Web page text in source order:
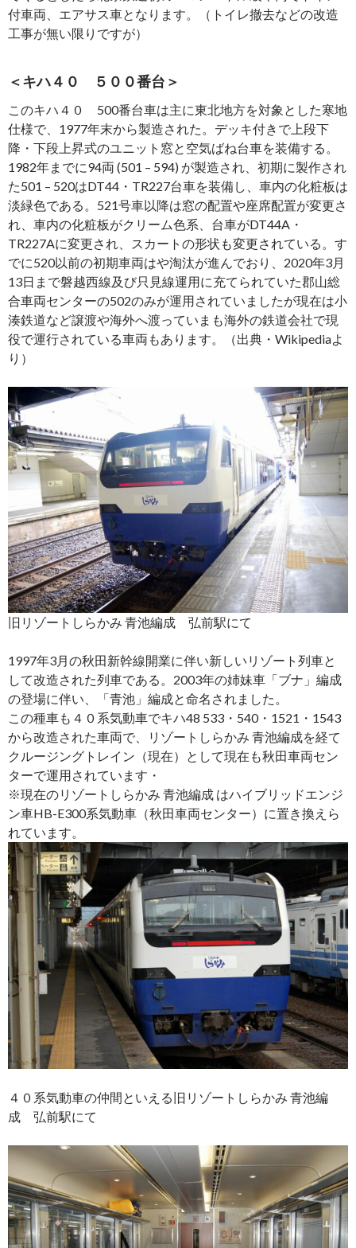
付車両、エアサス車となります。（トイレ撤去などの改造
工事が無い限りですが）
＜キハ４０ ５００番台＞
このキハ４０ 500番台車は主に東北地方を対象とした寒地
仕様で、1977年末から製造された。デッキ付きで上段下
降・下段上昇式のユニット窓と空気ばね台車を装備する。
1982年までに94両 (501 – 594) が製造され、初期に製作され
た501 – 520はDT44・TR227台車を装備し、車内の化粧板は
淡緑色である。521号車以降は窓の配置や座席配置が変更さ
れ、車内の化粧板がクリーム色系、台車がDT44A・
TR227Aに変更され、スカートの形状も変更されている。す
でに520以前の初期車両はや淘汰が進んでおり、2020年3月
13日まで磐越西線及び只見線運用に充てられていた郡山総
合車両センターの502のみが運用されていましたが現在は小
湊鉄道など譲渡や海外へ渡っていまも海外の鉄道会社で現
役で運行されている車両もあります。（出典・Wikipediaよ
り）
旧リゾートしらかみ 青池編成 弘前駅にて
1997年3月の秋田新幹線開業に伴い新しいリゾート列車と
して改造された列車である。2003年の姉妹車「ブナ」編成
の登場に伴い、「青池」編成と命名されました。
この種車も４０系気動車でキハ48 533・540・1521・1543
から改造された車両で、リゾートしらかみ 青池編成を経て
クルージングトレイン（現在）として現在も秋田車両セン
ターで運用されています・
※現在のリゾートしらかみ 青池編成 はハイブリッドエンジ
ン車HB-E300系気動車（秋田車両センター）に置き換えら
れています。
４０系気動車の仲間といえる旧リゾートしらかみ 青池編
成 弘前駅にて